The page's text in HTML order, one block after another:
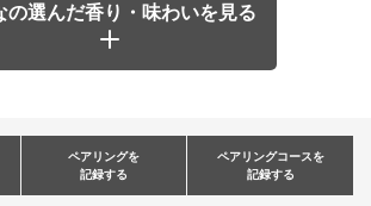
の選んだ香り・味わいを見る
ペアリングを
記録する
ペアリングコースを
記録する